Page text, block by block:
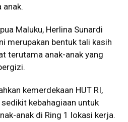
anak.
Maluku, Herlina Sunardi
merupakan bentuk tali kasih
terutama anak-anak yang
kemerdekaan HUT RI,
kebahagiaan untuk
anak di Ring 1 lokasi kerja.